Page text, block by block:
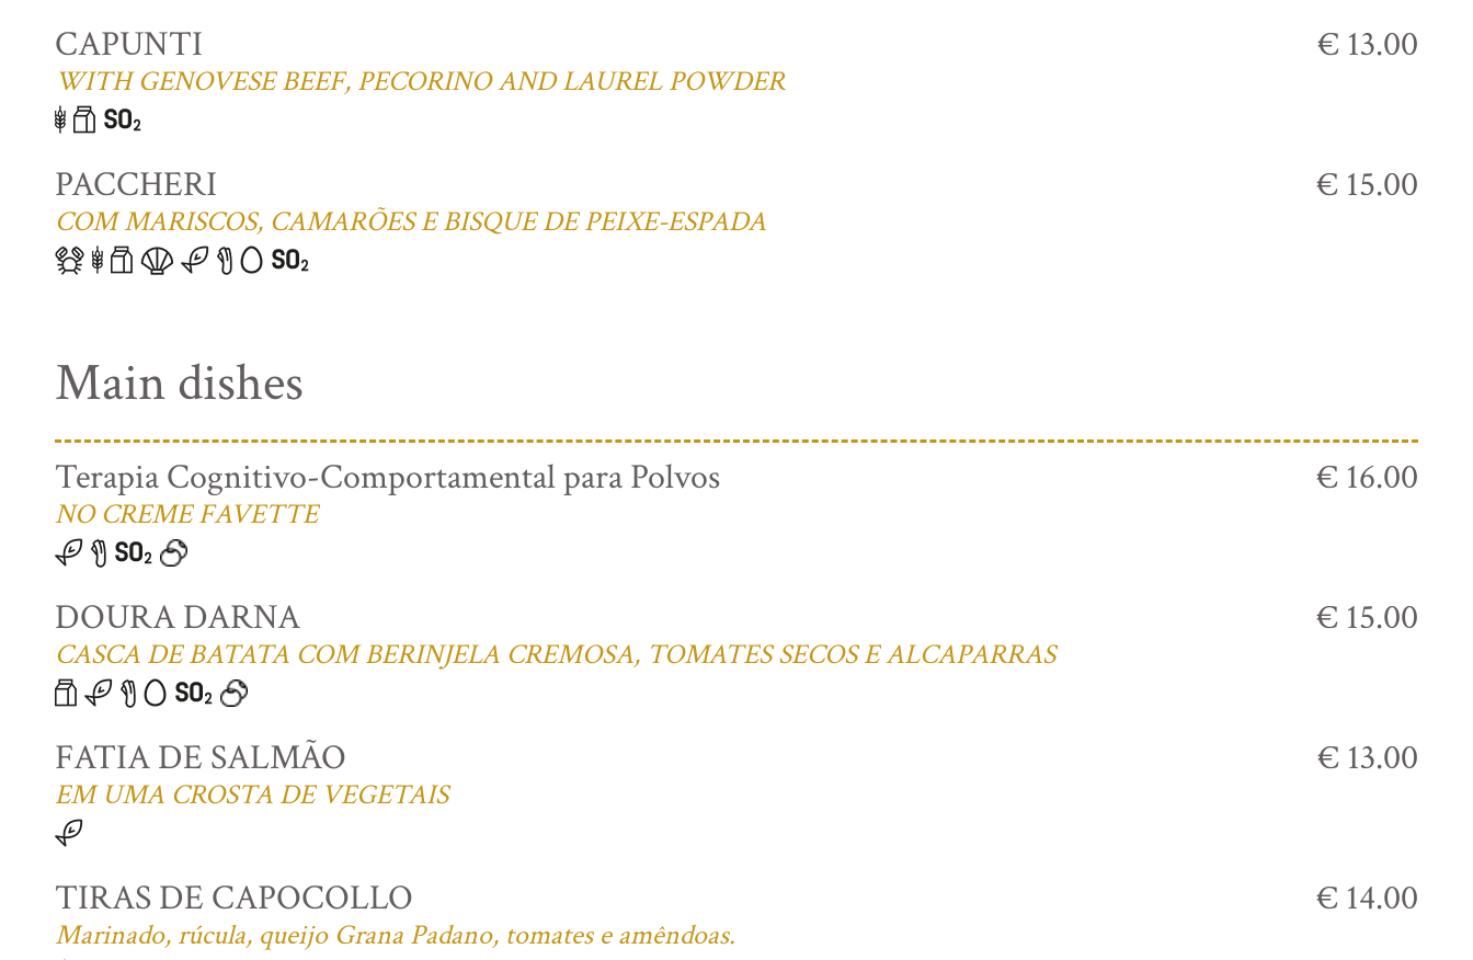
CAPUNTI
WITH GENOVESE BEEF, PECORINO AND LAUREL POWDER
€ 13.00
PACCHERI
COM MARISCOS, CAMARÕES E BISQUE DE PEIXE-ESPADA
€ 15.00
Main dishes
Terapia Cognitivo-Comportamental para Polvos
NO CREME FAVETTE
€ 16.00
DOURA DARNA
CASCA DE BATATA COM BERINJELA CREMOSA, TOMATES SECOS E ALCAPARRAS
€ 15.00
FATIA DE SALMÃO
EM UMA CROSTA DE VEGETAIS
€ 13.00
TIRAS DE CAPOCOLLO
Marinado, rúcula, queijo Grana Padano, tomates e amêndoas.
€ 14.00